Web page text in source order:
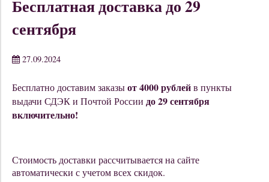
Бесплатная доставка до 29
сентября
27.09.2024
Бесплатно доставим заказыот 4000 рублейв пункты
выдачи СДЭК и Почтой России до 29 сентября
включительно!
Стоимость доставки рассчитывается на сайте
автоматически с учетом всех скидок.